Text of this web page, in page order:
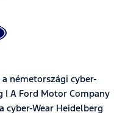
németországi cyber-
| A Ford Motor Company
cyber-Wear Heidelberg